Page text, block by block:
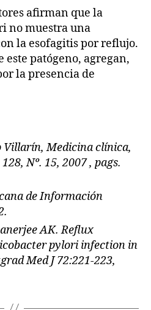
afirman que la
no muestra una
la esofagitis por reflujo.
patógeno, agregan,
la presencia de
Villarín, Medicina clínica,
Nº. 15, 2007 , pags.
de Información
AK. Reflux
pylori infection in
Med J 72:221-223,